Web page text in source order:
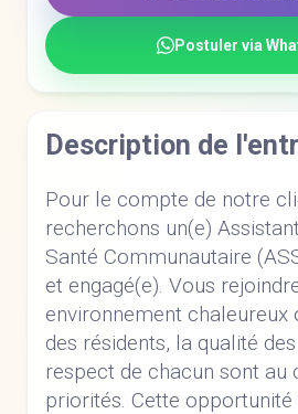
Postuler via
Description de
Pour le compte de notre
recherchons un(e)
Santé Communautaire
et engagé(e). Vous
environnement chaleureux
des résidents, la qualité
respect de chacun sont
priorités. Cette